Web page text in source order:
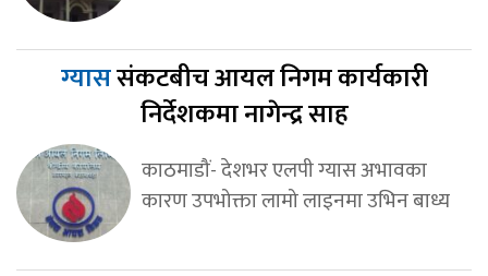
ग्याससंकटबीच आयल निगम कार्यकारी
निर्देशकमा नागेन्द्र साह
काठमाडौं- देशभर एलपी ग्यास अभावका
कारण उपभोक्ता लामो लाइनमा उभिन बाध्य